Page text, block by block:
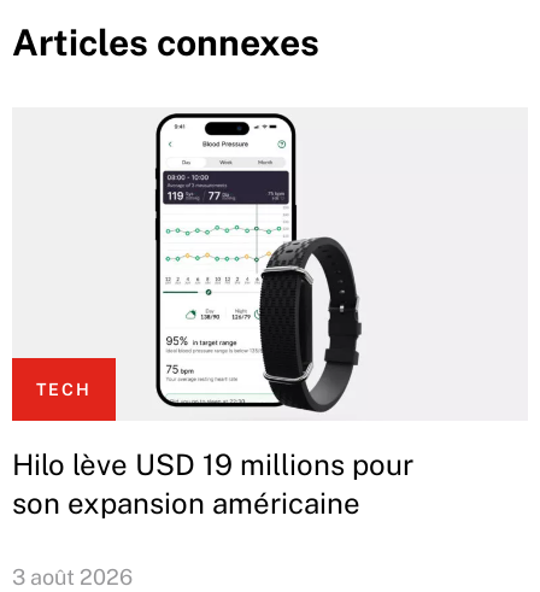
Articles connexes
TECH
Hilo lève USD 19 millions pour
son expansion américaine
3 août 2026